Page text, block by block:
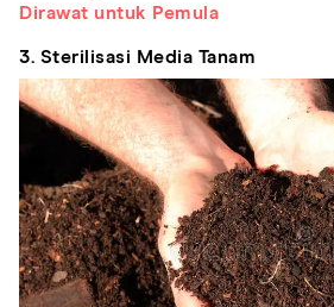
Dirawat untuk Pemula
3. Sterilisasi Media Tanam